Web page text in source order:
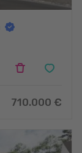
710.000 €